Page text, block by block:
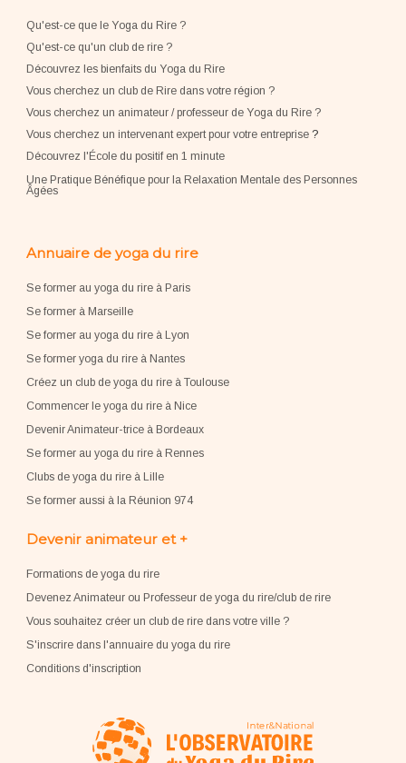
Qu'est-ce que le Yoga du Rire ?
Qu'est-ce qu'un club de rire ?
Découvrez les bienfaits du Yoga du Rire
Vous cherchez un club de Rire dans votre région ?
Vous cherchez un animateur / professeur de Yoga du Rire ?
Vous cherchez un intervenant expert pour votre entreprise?
Découvrez l'École du positif en 1 minute
Une Pratique Bénéfique pour la Relaxation Mentale des Personnes
Âgées
Annuaire de yoga du rire
Se former au yoga du rire à Paris
Se former à Marseille
Se former au yoga du rire à Lyon
Se former yoga du rire à Nantes
Créez un club de yoga du rire à Toulouse
Commencer le yoga du rire à Nice
Devenir Animateur-trice à Bordeaux
Se former au yoga du rire à Rennes
Clubs de yoga du rire à Lille
Se former aussi à la Réunion 974
Devenir animateur et +
Formations de yoga du rire
Devenez Animateur ou Professeur de yoga du rire/club de rire
Vous souhaitez créer un club de rire dans votre ville ?
S'inscrire dans l'annuaire du yoga du rire
Conditions d'inscription